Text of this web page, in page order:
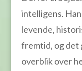
intelligens.
levende,
fremtid, og det
overblik over